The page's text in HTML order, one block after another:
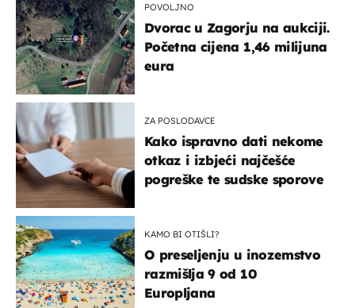
POVOLJNO
Dvorac u Zagorju na aukciji.
Početna cijena 1,46 milijuna
eura
ZA POSLODAVCE
Kako ispravno dati nekome
otkaz i izbjeći najčešće
pogreške te sudske sporove
KAMO BI OTIŠLI?
O preseljenju u inozemstvo
razmišlja 9 od 10
Europljana